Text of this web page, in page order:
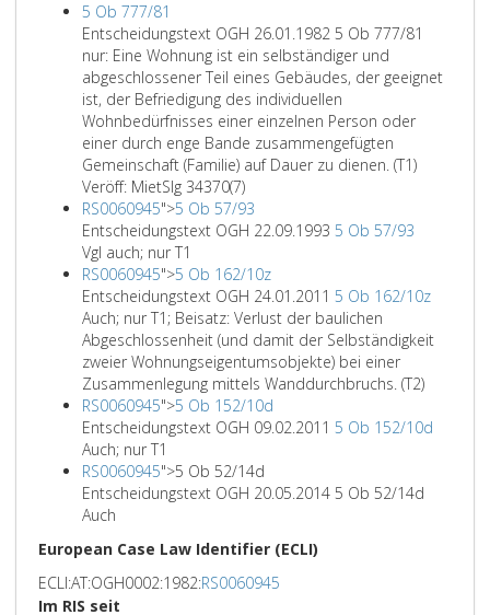
5 Ob 777/81
Entscheidungstext OGH 26.01.1982 5 Ob 777/81
nur: Eine Wohnung ist ein selbständiger und
abgeschlossener Teil eines Gebäudes, der geeignet
ist, der Befriedigung des individuellen
Wohnbedürfnisses einer einzelnen Person oder
einer durch enge Bande zusammengefügten
Gemeinschaft (Familie) auf Dauer zu dienen. (T1)
Veröff: MietSlg 34370(7)
RS0060945">5 Ob 57/93
Entscheidungstext OGH 22.09.1993 5 Ob 57/93
Vgl auch; nur T1
RS0060945">5 Ob 162/10z
Entscheidungstext OGH 24.01.2011 5 Ob 162/10z
Auch; nur T1; Beisatz: Verlust der baulichen
Abgeschlossenheit (und damit der Selbständigkeit
zweier Wohnungseigentumsobjekte) bei einer
Zusammenlegung mittels Wanddurchbruchs. (T2)
RS0060945">5 Ob 152/10d
Entscheidungstext OGH 09.02.2011 5 Ob 152/10d
Auch; nur T1
RS0060945">5 Ob 52/14d
Entscheidungstext OGH 20.05.2014 5 Ob 52/14d
Auch
European Case Law Identifier (ECLI)
ECLI:AT:OGH0002:1982:RS0060945
Im RIS seit